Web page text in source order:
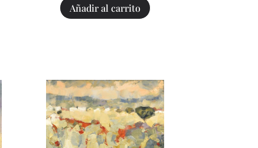
Añadir al carrito